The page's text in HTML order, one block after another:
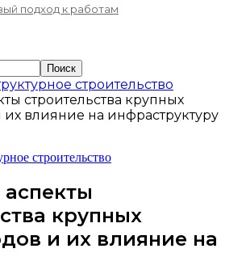
подход к работам
строительство
строительства крупных
влияние на инфраструктуру
строительство
крупных
и их влияние на